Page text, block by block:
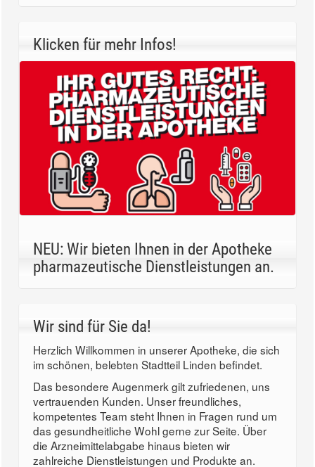
Klicken für mehr Infos!
NEU: Wir bieten Ihnen in der Apotheke
pharmazeutische Dienstleistungen an.
Wir sind für Sie da!
Herzlich Willkommen in unserer Apotheke, die sich
im schönen, belebten Stadtteil Linden befindet.
Das besondere Augenmerk gilt zufriedenen, uns
vertrauenden Kunden. Unser freundliches,
kompetentes Team steht Ihnen in Fragen rund um
das gesundheitliche Wohl gerne zur Seite. Über
die Arzneimittelabgabe hinaus bieten wir
zahlreiche Dienstleistungen und Produkte an.